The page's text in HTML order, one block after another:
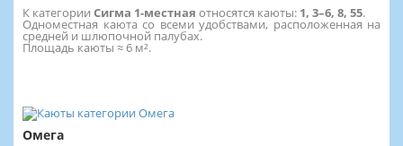
К категории Сигма 1-местная относятся каюты: 1, 3–6, 8, 55.
Одноместная каюта со всеми удобствами, расположенная на
средней и шлюпочной палубах.
Площадь каюты ≈ 6 м².
Омега